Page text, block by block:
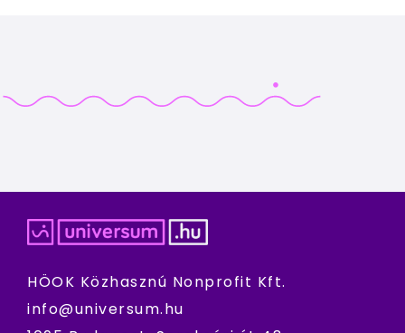
HÖOK Közhasznú Nonprofit Kft.
info@universum.hu